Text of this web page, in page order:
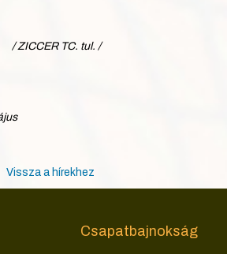
TC. tul. /
Vissza a hírekhez
Csapatbajnokság